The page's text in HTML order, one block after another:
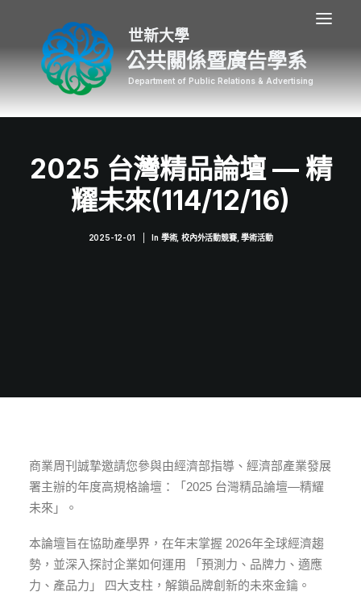
公共關係暨廣告學系
2025 台灣精品論壇 — 精
耀未來(114/12/16)
2025-12-01 In 學術, 校內外活動競賽,學術活動
商業周刊誠摯邀請您參與由經濟部指導、經濟部產業發展
署主辦的年度高規格論壇：「2025 台灣精品論壇—精耀
未來」。
本論壇旨在協助產學界，在年末掌握 2026年全球經濟趨
勢，並深入探討企業如何運用 「預測力、品牌力、適應
力、產品力」 四大支柱，解鎖品牌創新的未來金鑰。